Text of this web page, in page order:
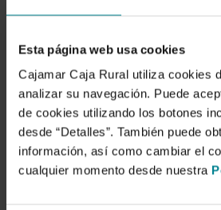
Esta página web usa cookies
Cajamar Caja Rural utiliza cookies
analizar su navegación. Puede
de cookies utilizando los botones
desde “Detalles”. También puede
información, así como cambiar el
cualquier momento desde nuestra